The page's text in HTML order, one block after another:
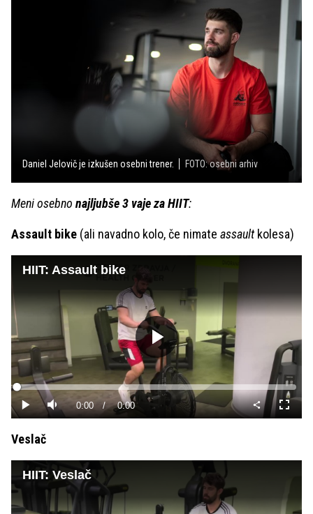
Daniel Jelovič je izkušen osebni trener. FOTO: osebni arhiv
Meni osebno najljubše 3 vaje za HIIT:
Assault bike (ali navadno kolo, če nimate assault kolesa)
HIIT: Assault bike
Predvajaj
Predvajaj
Tiho Current
0:00 / Duration
0:00
Loaded:
0%
način
Veslač
HIIT: Veslač